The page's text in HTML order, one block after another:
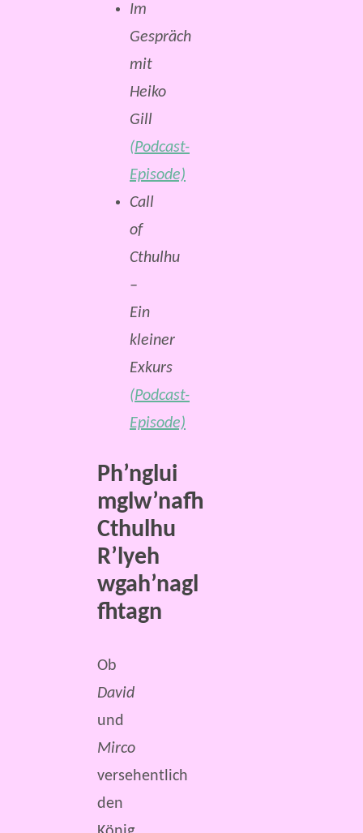
Im
Gespräch
mit
Heiko
Gill
(Podcast-
Episode)
Call
of
Cthulhu
–
Ein
kleiner
Exkurs
(Podcast-
Episode)
Ph’nglui
mglw’nafh
Cthulhu
R’lyeh
wgah’nagl
fhtagn
Ob
David
und
Mirco
versehentlich
den